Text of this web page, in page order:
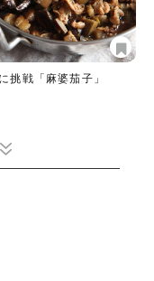
挑戦「麻婆茄子」